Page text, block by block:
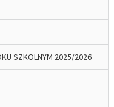
SZKOLNYM 2025/2026